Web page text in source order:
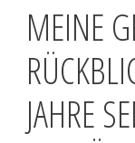
MEINE
JAHRE